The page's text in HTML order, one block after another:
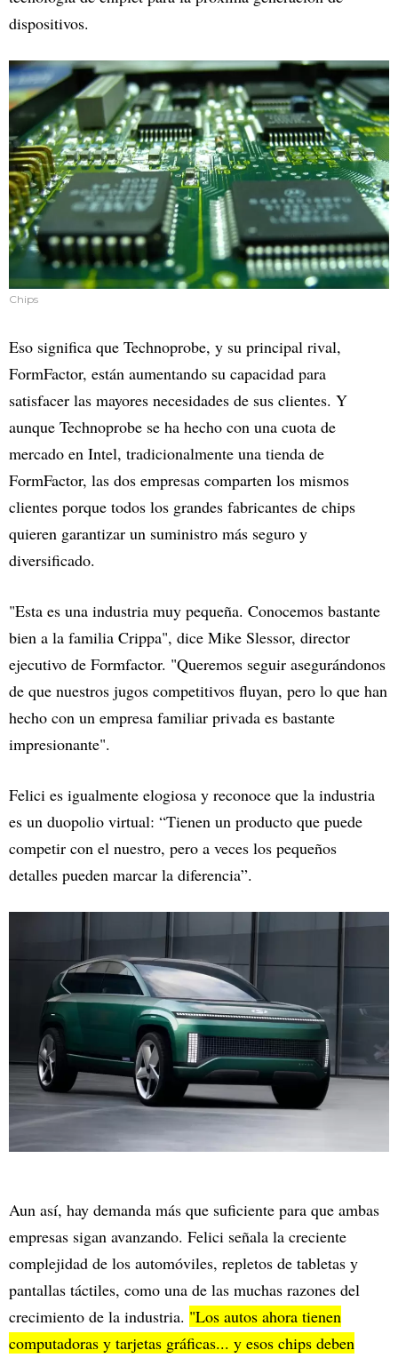
dispositivos.
Chips
Eso significa que Technoprobe, y su principal rival,
FormFactor, están aumentando su capacidad para
satisfacer las mayores necesidades de sus clientes. Y
aunque Technoprobe se ha hecho con una cuota de
mercado en Intel, tradicionalmente una tienda de
FormFactor, las dos empresas comparten los mismos
clientes porque todos los grandes fabricantes de chips
quieren garantizar un suministro más seguro y
diversificado.
"Esta es una industria muy pequeña. Conocemos bastante
bien a la familia Crippa", dice Mike Slessor, director
ejecutivo de Formfactor. "Queremos seguir asegurándonos
de que nuestros jugos competitivos fluyan, pero lo que han
hecho con un empresa familiar privada es bastante
impresionante".
Felici es igualmente elogiosa y reconoce que la industria
es un duopolio virtual: “Tienen un producto que puede
competir con el nuestro, pero a veces los pequeños
detalles pueden marcar la diferencia”.
Aun así, hay demanda más que suficiente para que ambas
empresas sigan avanzando. Felici señala la creciente
complejidad de los automóviles, repletos de tabletas y
pantallas táctiles, como una de las muchas razones del
crecimiento de la industria. "Los autos ahora tienen
computadoras y tarjetas gráficas... y esos chips deben